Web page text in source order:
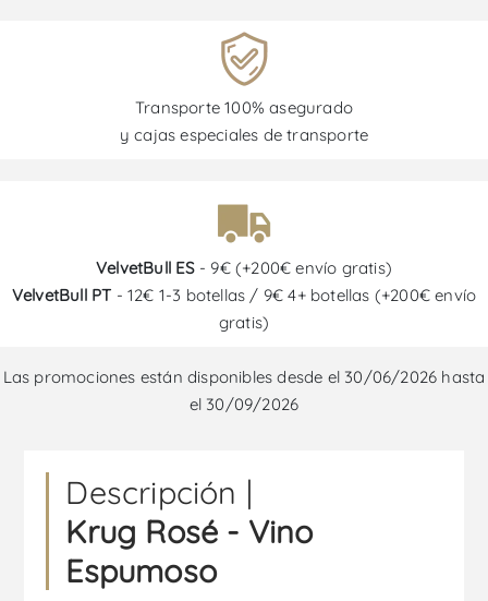
Transporte 100% asegurado
y cajas especiales de transporte
VelvetBull ES- 9€ (+200€ envío gratis)
VelvetBull PT - 12€ 1-3 botellas / 9€ 4+ botellas (+200€ envío
gratis)
Las promociones están disponibles desde el 30/06/2026 hasta
el 30/09/2026
Descripción |
Krug Rosé - Vino
Espumoso